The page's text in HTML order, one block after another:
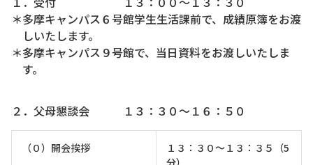
＊多摩キャンパス６号館学生生活課前で、成績原簿をお渡
しいたします。
＊多摩キャンパス９号館で、当日資料をお渡しいたしま
す。
２．父母懇談会 １３：３０～１６：５０
（０）開会挨拶
１３：３０～１３：３５（5